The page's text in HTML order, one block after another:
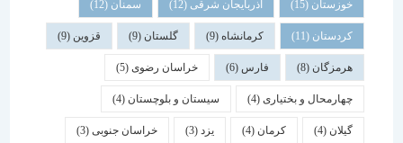
خوزستان(15) آذربایجان شرقی(12) سمنان (12)
کردستان(11) کرمانشاه(9) گلستان (9) قزوین
هرمزگان(8) فارس خراسان رضوی(5)
چهارمحال و بختیاری (4) سیستان و بلوچستان(4)
کرمان یزد خراسان جنوبی(3)